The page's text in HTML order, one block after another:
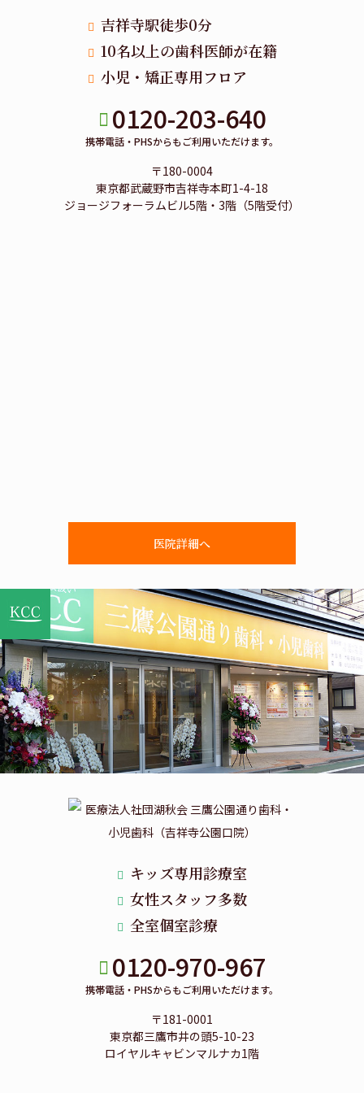
吉祥寺駅徒歩0分
10名以上の歯科医師が在籍
小児・矯正専用フロア
0120-203-640
携帯電話・PHSからもご利用いただけます。
〒180-0004
東京都武蔵野市吉祥寺本町1-4-18
ジョージフォーラムビル5階・3階（5階受付）
医院詳細へ
キッズ専用診療室
女性スタッフ多数
全室個室診療
0120-970-967
携帯電話・PHSからもご利用いただけます。
〒181-0001
東京都三鷹市井の頭5-10-23
ロイヤルキャビンマルナカ1階